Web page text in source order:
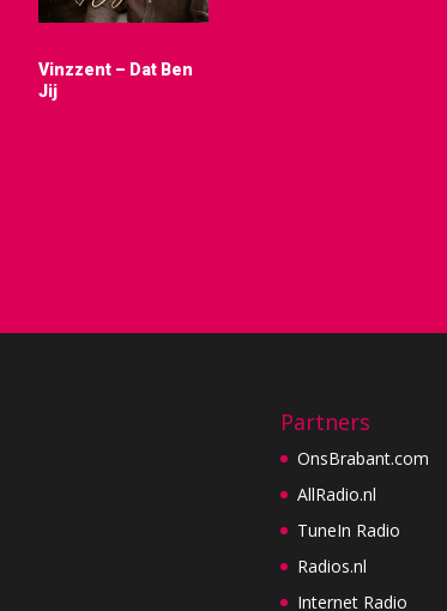
Vinzzent – Dat Ben
Jij
Partners
OnsBrabant.com
AllRadio.nl
TuneIn Radio
Radios.nl
Internet Radio